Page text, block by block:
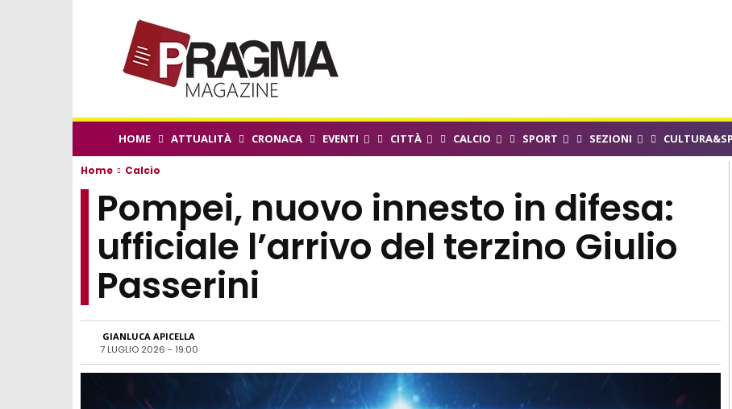
HOME ATTUALITÀ CRONACA EVENTI CITTÀ CALCIO SPORT SEZIONI
Home Calcio
Pompei, nuovo innesto in difesa:
ufficiale l’arrivo del terzino Giulio
Passerini
GIANLUCA APICELLA
7 LUGLIO 2026 - 19:00